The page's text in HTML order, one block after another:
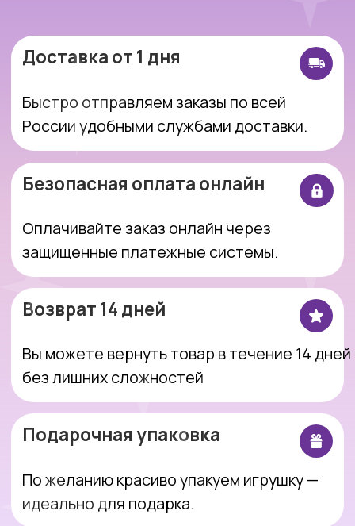
Подарочная упаковка
идеально для подарка.